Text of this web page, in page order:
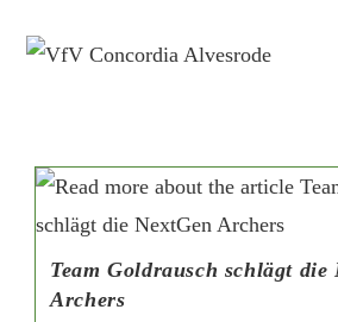
Team Goldrausch schlägt die
Archers